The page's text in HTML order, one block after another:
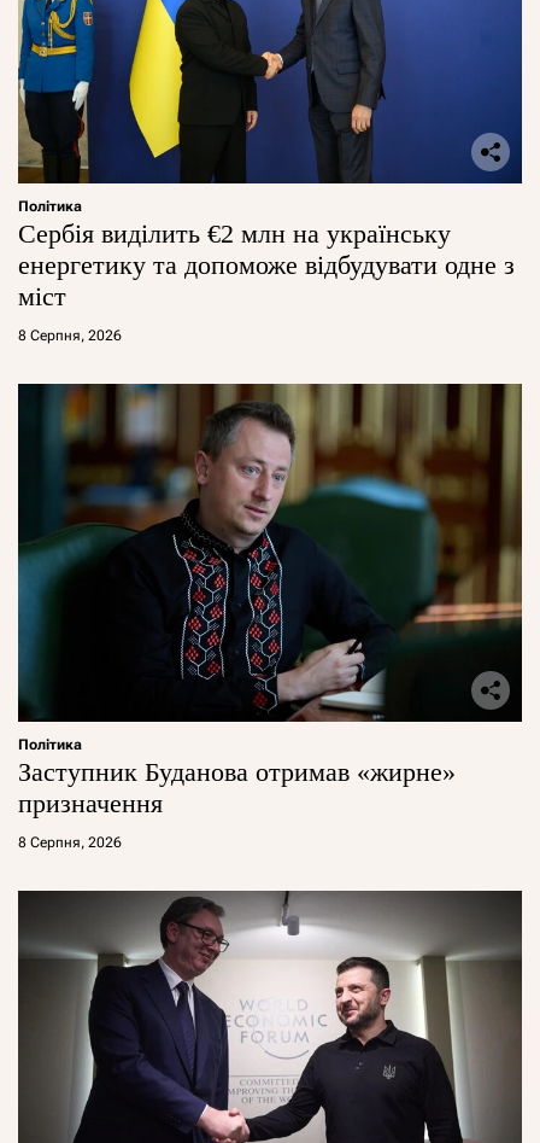
Політика
Сербія виділить €2 млн на українську
енергетику та допоможе відбудувати одне з
міст
8 Серпня, 2026
Політика
Заступник Буданова отримав «жирне»
призначення
8 Серпня, 2026